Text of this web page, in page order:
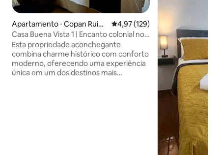
Apartamento ⋅ Copan Ruina
s
4,97 de uma avaliação média de
4,97 (129)
Casa Buena Vista 1 | Encanto colonial no
centro
Esta propriedade aconchegante
combina charme histórico com conforto
moderno, oferecendo uma experiência
única em um dos destinos mais